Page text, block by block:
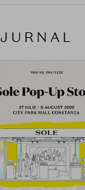
JURNAL